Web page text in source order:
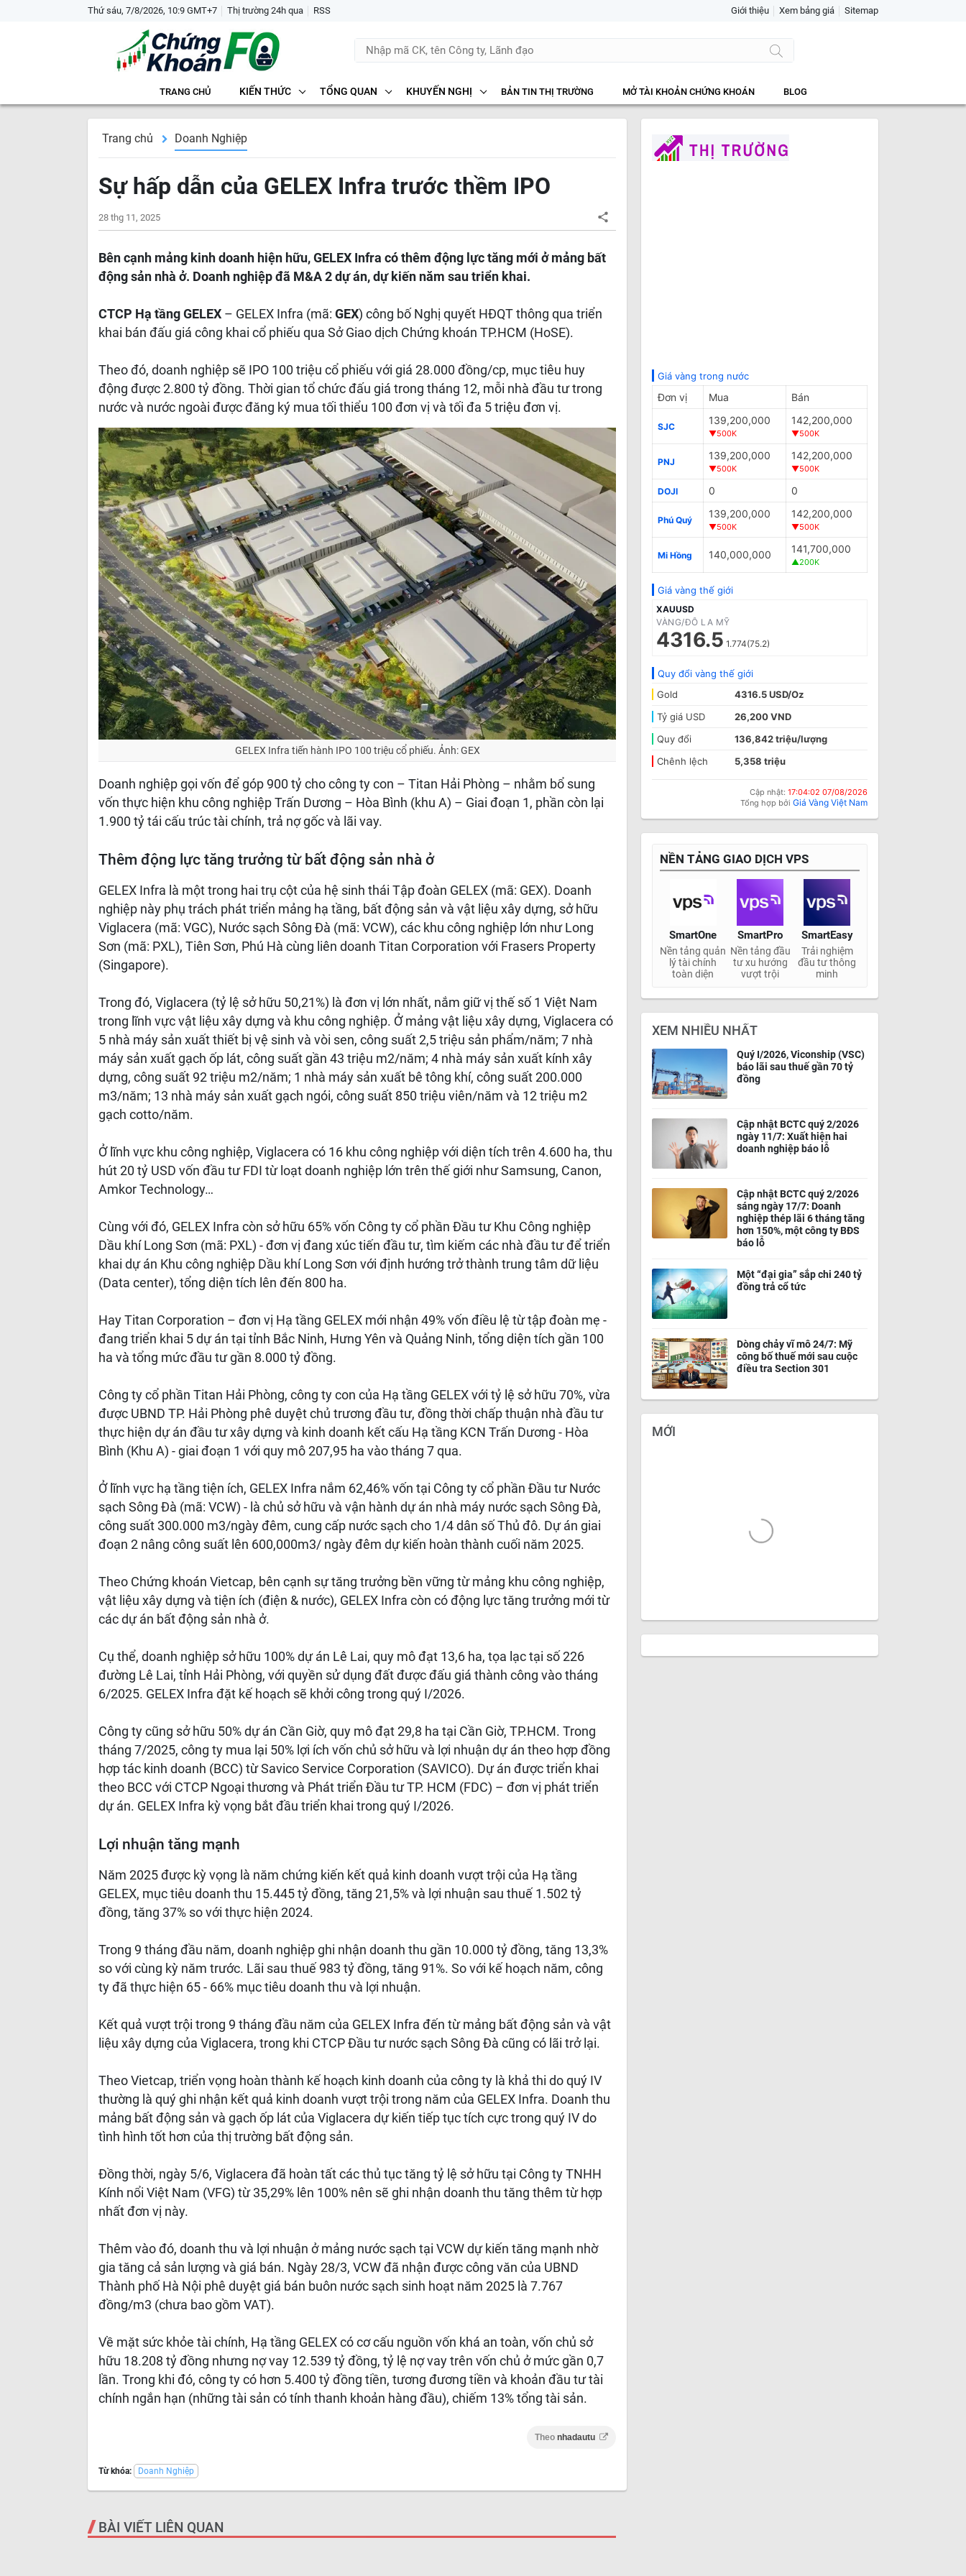
Thứ sáu, 7/8/2026, 10:9 GMT+7 Thị trường 24h qua RSS Giới thiệu Xem bảng giá Sitemap
TRANG CHỦ KIẾN THỨC TỔNG QUAN KHUYẾN NGHỊ BẢN TIN THỊ TRƯỜNG MỞ TÀI KHOẢN CHỨNG KHOÁN BLOG
Trang chủ Doanh Nghiệp
Sự hấp dẫn của GELEX Infra trước thềm IPO
28 thg 11, 2025
Bên cạnh mảng kinh doanh hiện hữu, GELEX Infra có thêm động lực tăng mới ở mảng bất
động sản nhà ở. Doanh nghiệp đã M&A 2 dự án, dự kiến năm sau triển khai.
CTCP Hạ tầng GELEX – GELEX Infra (mã: GEX) công bố Nghị quyết HĐQT thông qua triển
khai bán đấu giá công khai cổ phiếu qua Sở Giao dịch Chứng khoán TP.HCM (HoSE).
Theo đó, doanh nghiệp sẽ IPO 100 triệu cổ phiếu với giá 28.000 đồng/cp, mục tiêu huy
động được 2.800 tỷ đồng. Thời gian tổ chức đấu giá trong tháng 12, mỗi nhà đầu tư trong
nước và nước ngoài được đăng ký mua tối thiểu 100 đơn vị và tối đa 5 triệu đơn vị.
GELEX Infra tiến hành IPO 100 triệu cổ phiếu. Ảnh: GEX
Doanh nghiệp gọi vốn để góp 900 tỷ cho công ty con – Titan Hải Phòng – nhằm bổ sung
vốn thực hiện khu công nghiệp Trấn Dương – Hòa Bình (khu A) – Giai đoạn 1, phần còn lại
1.900 tỷ tái cấu trúc tài chính, trả nợ gốc và lãi vay.
Thêm động lực tăng trưởng từ bất động sản nhà ở
GELEX Infra là một trong hai trụ cột của hệ sinh thái Tập đoàn GELEX (mã: GEX). Doanh
nghiệp này phụ trách phát triển mảng hạ tầng, bất động sản và vật liệu xây dựng, sở hữu
Viglacera (mã: VGC), Nước sạch Sông Đà (mã: VCW), các khu công nghiệp lớn như Long
Sơn (mã: PXL), Tiên Sơn, Phú Hà cùng liên doanh Titan Corporation với Frasers Property
(Singapore).
Trong đó, Viglacera (tỷ lệ sở hữu 50,21%) là đơn vị lớn nhất, nắm giữ vị thế số 1 Việt Nam
trong lĩnh vực vật liệu xây dựng và khu công nghiệp. Ở mảng vật liệu xây dựng, Viglacera có
5 nhà máy sản xuất thiết bị vệ sinh và vòi sen, công suất 2,5 triệu sản phẩm/năm; 7 nhà
máy sản xuất gạch ốp lát, công suất gần 43 triệu m2/năm; 4 nhà máy sản xuất kính xây
dựng, công suất 92 triệu m2/năm; 1 nhà máy sản xuất bê tông khí, công suất 200.000
m3/năm; 13 nhà máy sản xuất gạch ngói, công suất 850 triệu viên/năm và 12 triệu m2
gạch cotto/năm.
Ở lĩnh vực khu công nghiệp, Viglacera có 16 khu công nghiệp với diện tích trên 4.600 ha, thu
hút 20 tỷ USD vốn đầu tư FDI từ loạt doanh nghiệp lớn trên thế giới như Samsung, Canon,
Amkor Technology…
Cùng với đó, GELEX Infra còn sở hữu 65% vốn Công ty cổ phần Đầu tư Khu Công nghiệp
Dầu khí Long Sơn (mã: PXL) - đơn vị đang xúc tiến đầu tư, tìm kiếm các nhà đầu tư để triển
khai dự án Khu công nghiệp Dầu khí Long Sơn với định hướng trở thành trung tâm dữ liệu
(Data center), tổng diện tích lên đến 800 ha.
Hay Titan Corporation – đơn vị Hạ tầng GELEX mới nhận 49% vốn điều lệ từ tập đoàn mẹ -
đang triển khai 5 dự án tại tỉnh Bắc Ninh, Hưng Yên và Quảng Ninh, tổng diện tích gần 100
ha và tổng mức đầu tư gần 8.000 tỷ đồng.
Công ty cổ phần Titan Hải Phòng, công ty con của Hạ tầng GELEX với tỷ lệ sở hữu 70%, vừa
được UBND TP. Hải Phòng phê duyệt chủ trương đầu tư, đồng thời chấp thuận nhà đầu tư
thực hiện dự án đầu tư xây dựng và kinh doanh kết cấu Hạ tầng KCN Trấn Dương - Hòa
Bình (Khu A) - giai đoạn 1 với quy mô 207,95 ha vào tháng 7 qua.
Ở lĩnh vực hạ tầng tiện ích, GELEX Infra nắm 62,46% vốn tại Công ty cổ phần Đầu tư Nước
sạch Sông Đà (mã: VCW) - là chủ sở hữu và vận hành dự án nhà máy nước sạch Sông Đà,
công suất 300.000 m3/ngày đêm, cung cấp nước sạch cho 1/4 dân số Thủ đô. Dự án giai
đoạn 2 nâng công suất lên 600,000m3/ ngày đêm dự kiến hoàn thành cuối năm 2025.
Theo Chứng khoán Vietcap, bên cạnh sự tăng trưởng bền vững từ mảng khu công nghiệp,
vật liệu xây dựng và tiện ích (điện & nước), GELEX Infra còn có động lực tăng trưởng mới từ
các dự án bất động sản nhà ở.
Cụ thể, doanh nghiệp sở hữu 100% dự án Lê Lai, quy mô đạt 13,6 ha, tọa lạc tại số 226
đường Lê Lai, tỉnh Hải Phòng, với quyền sử dụng đất được đấu giá thành công vào tháng
6/2025. GELEX Infra đặt kế hoạch sẽ khởi công trong quý I/2026.
Công ty cũng sở hữu 50% dự án Cần Giờ, quy mô đạt 29,8 ha tại Cần Giờ, TP.HCM. Trong
tháng 7/2025, công ty mua lại 50% lợi ích vốn chủ sở hữu và lợi nhuận dự án theo hợp đồng
hợp tác kinh doanh (BCC) từ Savico Service Corporation (SAVICO). Dự án được triển khai
theo BCC với CTCP Ngoại thương và Phát triển Đầu tư TP. HCM (FDC) – đơn vị phát triển
dự án. GELEX Infra kỳ vọng bắt đầu triển khai trong quý I/2026.
Lợi nhuận tăng mạnh
Năm 2025 được kỳ vọng là năm chứng kiến kết quả kinh doanh vượt trội của Hạ tầng
GELEX, mục tiêu doanh thu 15.445 tỷ đồng, tăng 21,5% và lợi nhuận sau thuế 1.502 tỷ
đồng, tăng 37% so với thực hiện 2024.
Trong 9 tháng đầu năm, doanh nghiệp ghi nhận doanh thu gần 10.000 tỷ đồng, tăng 13,3%
so với cùng kỳ năm trước. Lãi sau thuế 983 tỷ đồng, tăng 91%. So với kế hoạch năm, công
ty đã thực hiện 65 - 66% mục tiêu doanh thu và lợi nhuận.
Kết quả vượt trội trong 9 tháng đầu năm của GELEX Infra đến từ mảng bất động sản và vật
liệu xây dựng của Viglacera, trong khi CTCP Đầu tư nước sạch Sông Đà cũng có lãi trở lại.
Theo Vietcap, triển vọng hoàn thành kế hoạch kinh doanh của công ty là khả thi do quý IV
thường là quý ghi nhận kết quả kinh doanh vượt trội trong năm của GELEX Infra. Doanh thu
mảng bất động sản và gạch ốp lát của Viglacera dự kiến tiếp tục tích cực trong quý IV do
tình hình tốt hơn của thị trường bất động sản.
Đồng thời, ngày 5/6, Viglacera đã hoàn tất các thủ tục tăng tỷ lệ sở hữu tại Công ty TNHH
Kính nổi Việt Nam (VFG) từ 35,29% lên 100% nên sẽ ghi nhận doanh thu tăng thêm từ hợp
nhất đơn vị này.
Thêm vào đó, doanh thu và lợi nhuận ở mảng nước sạch tại VCW dự kiến tăng mạnh nhờ
gia tăng cả sản lượng và giá bán. Ngày 28/3, VCW đã nhận được công văn của UBND
Thành phố Hà Nội phê duyệt giá bán buôn nước sạch sinh hoạt năm 2025 là 7.767
đồng/m3 (chưa bao gồm VAT).
Về mặt sức khỏe tài chính, Hạ tầng GELEX có cơ cấu nguồn vốn khá an toàn, vốn chủ sở
hữu 18.208 tỷ đồng nhưng nợ vay 12.539 tỷ đồng, tỷ lệ nợ vay trên vốn chủ ở mức gần 0,7
lần. Trong khi đó, công ty có hơn 5.400 tỷ đồng tiền, tương đương tiền và khoản đầu tư tài
chính ngắn hạn (những tài sản có tính thanh khoản hàng đầu), chiếm 13% tổng tài sản.
Theo nhadautu
Từ khóa: Doanh Nghiệp
BÀI VIẾT LIÊN QUAN
Giá vàng trong nước
Đơn vị Mua Bán
SJC
139,200,000
▼500K
142,200,000
▼500K
PNJ
139,200,000
▼500K
142,200,000
▼500K
DOJI 0 0
Phú Quý
139,200,000
▼500K
142,200,000
▼500K
Mi Hồng 140,000,000 141,700,000
▲200K
Giá vàng thế giới
XAUUSD
VÀNG/ĐÔ LA MỸ
4316.5 1.774(75.2)
Quy đổi vàng thế giới
Gold
4316.5 USD/Oz
Tỷ giá USD
26,200 VND
Quy đổi
136,842 triệu/lượng
Chênh lệch
5,358 triệu
Cập nhật: 17:04:02 07/08/2026
Tổng hợp bởi Giá Vàng Việt Nam
NỀN TẢNG GIAO DỊCH VPS
SmartOne SmartPro SmartEasy
Nền tảng quản
lý tài chính
toàn diện
Nền tảng đầu
tư xu hướng
vượt trội
Trải nghiệm
đầu tư thông
minh
XEM NHIỀU NHẤT
Quý I/2026, Viconship (VSC)
báo lãi sau thuế gần 70 tỷ
đồng
Cập nhật BCTC quý 2/2026
ngày 11/7: Xuất hiện hai
doanh nghiệp báo lỗ
Cập nhật BCTC quý 2/2026
sáng ngày 17/7: Doanh
nghiệp thép lãi 6 tháng tăng
hơn 150%, một công ty BĐS
báo lỗ
Một “đại gia” sắp chi 240 tỷ
đồng trả cổ tức
Dòng chảy vĩ mô 24/7: Mỹ
công bố thuế mới sau cuộc
điều tra Section 301
MỚI